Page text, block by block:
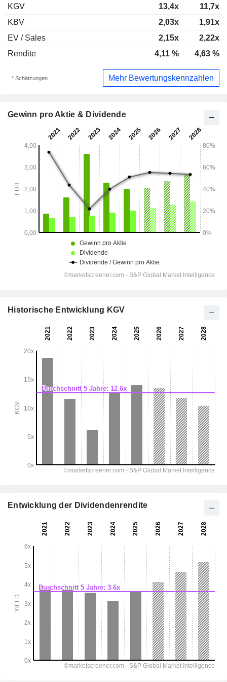
KGV 13,4x
11,7x
KBV
2,03x
1,91x
EV / Sales
2,15x
2,22x
Rendite
4,11 % 4,63 %
* Schätzungen Mehr Bewertungskennzahlen
Gewinn pro Aktie & Dividende
Historische Entwicklung KGV
Entwicklung der Dividendenrendite